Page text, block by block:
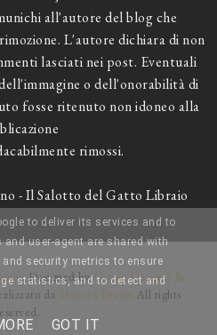
all'autore del blog che
L'autore dichiara di non
lasciati nei post. Eventuali
o dell'onorabilità di
fosse ritenuto non idoneo alla
rimossi.
- Il Salotto del Gatto Libraio
. Designed byCatnip Design | Be
da Momo's Dream All rights
to deliver its services and to
user-agent are shared with
security metrics to ensure
statistics, and to detect and
GOT IT